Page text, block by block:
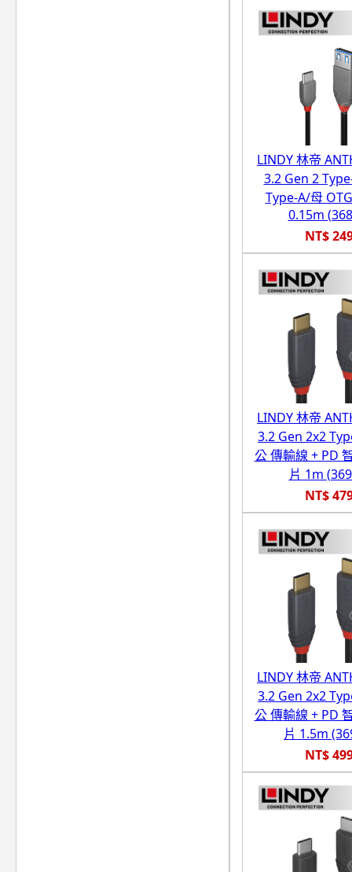
LINDY 林帝
3.2 Gen 2
Type-A/母
0.15m
NT$
LINDY 林帝
3.2 Gen 2x2
公 傳輸線 + PD
片 1m
NT$
LINDY 林帝
3.2 Gen 2x2
公 傳輸線 + PD
片 1.5m
NT$